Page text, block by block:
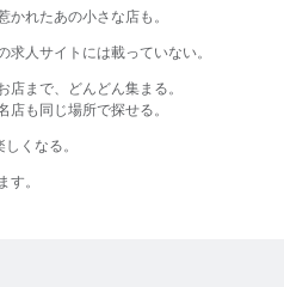
かれた​あの​小さな​店も。​
求人サイトには​載っていない。​
まで、どんどん集まる。
も同じ場所で探せる。​
くなる。​
。​